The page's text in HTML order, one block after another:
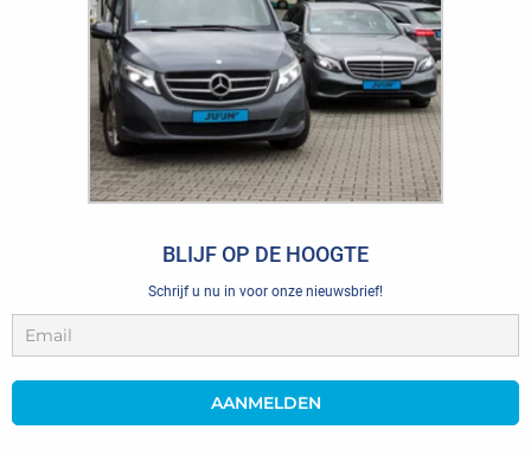
BLIJF OP DE HOOGTE
Schrijf u nu in voor onze nieuwsbrief!